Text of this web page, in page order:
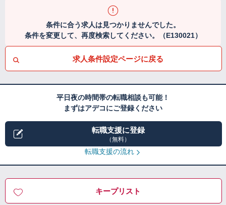
条件に合う求人は見つかりませんでした。
条件を変更して、再度検索してください。（E130021）
求人条件設定ページに戻る
平日夜の時間帯の転職相談も可能！
まずはアデコにご登録ください
転職支援に登録
（無料）
転職支援の流れ
キープリスト